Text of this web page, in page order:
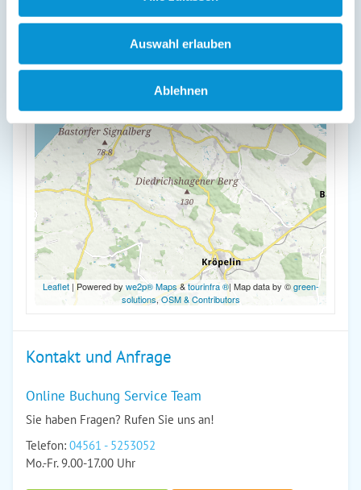
Auswahl erlauben
Ablehnen
Leaflet| Powered by we2p® Maps&tourinfra ®| Map data by ©green-
solutions,OSM & Contributors
Kontakt und Anfrage
Online Buchung Service Team
Sie haben Fragen? Rufen Sie uns an!
Telefon: 04561 - 5253052
Mo.-Fr. 9.00-17.00 Uhr